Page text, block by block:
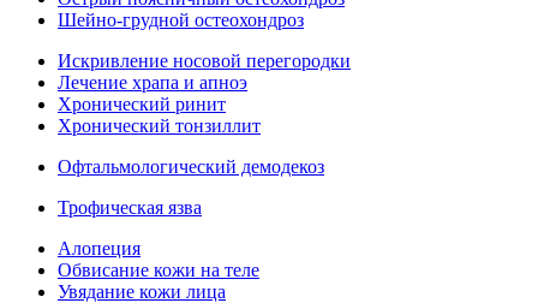
Шейно-грудной остеохондроз
Искривление носовой перегородки
Лечение храпа и апноэ
Хронический ринит
Хронический тонзиллит
Офтальмологический демодекоз
Трофическая язва
Алопеция
Обвисание кожи на теле
Увядание кожи лица